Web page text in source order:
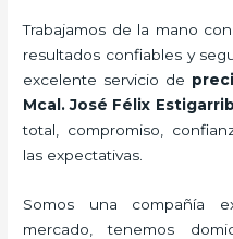
Trabajamos de la mano
resultados confiables y
excelente servicio de
Mcal. José Félix
total, compromiso,
las expectativas.
Somos una compañía
mercado, tenemos